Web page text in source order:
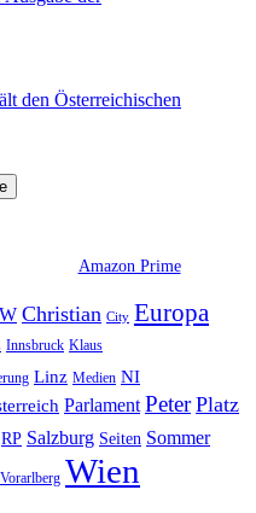
den Österreichischen
Amazon Prime
Christian City Europa
Innsbruck Klaus
Linz Medien NI
Parlament Peter Platz
RP Salzburg Seiten Sommer
Vorarlberg Wien